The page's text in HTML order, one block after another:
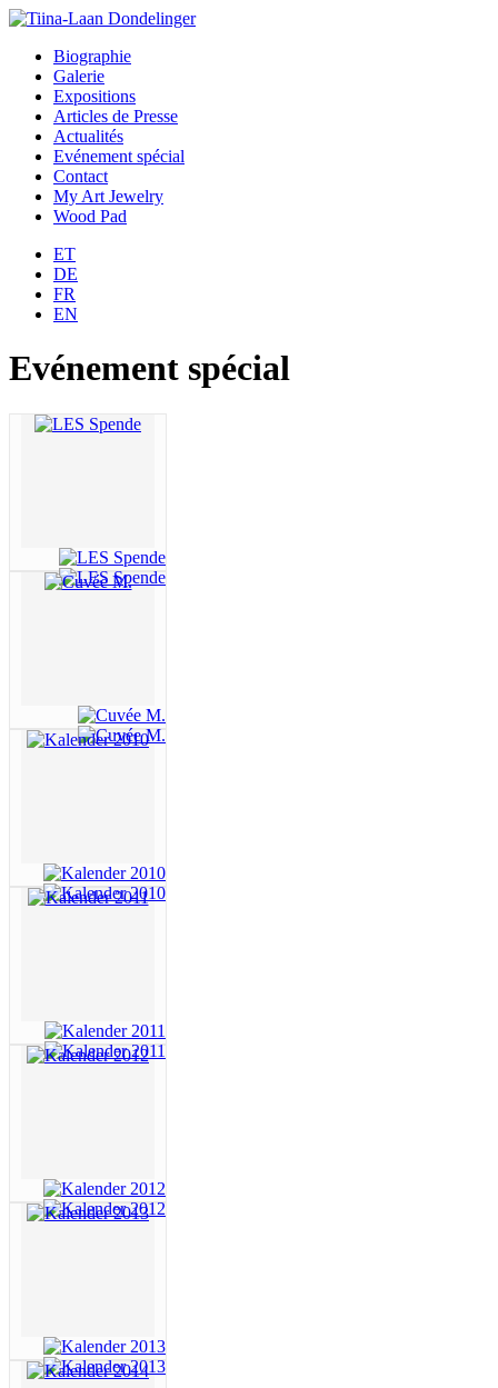
Biographie
Galerie
Expositions
Articles de Presse
Actualités
Evénement spécial
Contact
My Art Jewelry
Wood Pad
ET
DE
FR
EN
Evénement spécial